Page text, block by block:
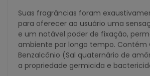
Suas fragrâncias foram
para oferecer ao usuário uma
e um notável poder de fixação,
ambiente por longo tempo. Contém
Benzalcônio (Sal quaternário de
a propriedade germicida e